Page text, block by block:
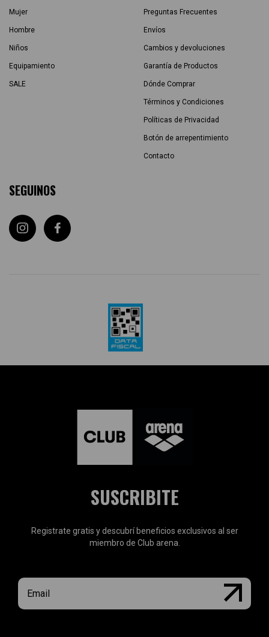
Mujer
Hombre
Niños
Equipamiento
SALE
Preguntas Frecuentes
Envíos
Cambios y devoluciones
Garantía de Productos
Dónde Comprar
Términos y Condiciones
Políticas de Privacidad
Botón de arrepentimiento
Contacto
SEGUINOS
SUSCRIBITE
Registrate gratis y descubrí beneficios exclusivos al ser
miembro de Club arena.